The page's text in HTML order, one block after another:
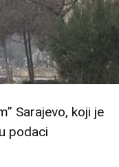
Sarajevo, koji je
podaci